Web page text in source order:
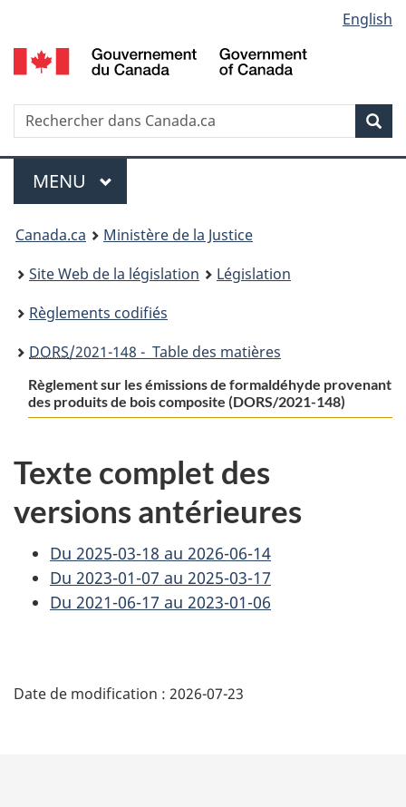
au
contenu
propos
de
la
HTML
simplifiée
selection
English
Recherche
Menu
MENU PRINCIPAL
You
are
here:
Canada.ca
Ministère de la Justice
Site Web de la législation
Législation
Règlements codifiés
DORS/2021-148 - Table des matières
Règlement sur les émissions de formaldéhyde provenant
des produits de bois composite (DORS/2021-148)
Texte complet des
versions antérieures
Du 2025-03-18 au 2026-06-14
Du 2023-01-07 au 2025-03-17
Du 2021-06-17 au 2023-01-06
é
Date de modification : 2026-07-23